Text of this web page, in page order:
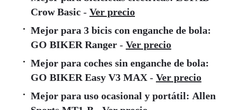
Crow Basic - Ver precio
Mejor para 3 bicis con enganche de bola:
GO BIKER Ranger - Ver precio
Mejor para coches sin enganche de bola:
GO BIKER Easy V3 MAX - Ver precio
Mejor para uso ocasional y portátil: Allen